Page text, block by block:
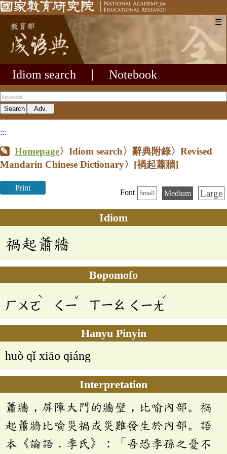
☰
Idiom search Notebook
:::
Homepage〉Idiom search〉辭典附錄〉Revised
Mandarin Chinese Dictionary〉 [禍起蕭牆]
Print
Font Small Medium Large
Idiom
禍起蕭牆
Bopomofo
ㄏㄨㄛ
ˋ
ㄑㄧ
ˇ
ㄒㄧㄠ ㄑㄧㄤ
ˊ
Hanyu Pinyin
huò qǐ xiāo qiáng
Interpretation
蕭牆，屏障大門的牆壁，比喻內部。禍
起蕭牆比喻災禍或災難發生於內部。語
本《論語．季氏》：「吾恐季孫之憂不